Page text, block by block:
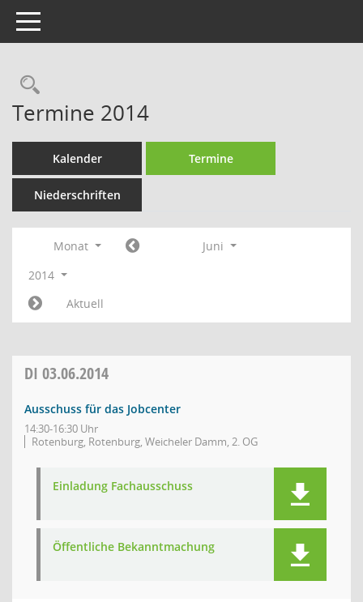
Toggle navigation
Rechercheauswahl
Termine 2014
Kalender Termine
Niederschriften
Monat
Juni
2014
Aktuell
DI 03.06.2014
Ausschuss für das Jobcenter
14:30-16:30 Uhr
Rotenburg, Rotenburg, Weicheler Damm, 2. OG
Einladung Fachausschuss
Öffentliche Bekanntmachung